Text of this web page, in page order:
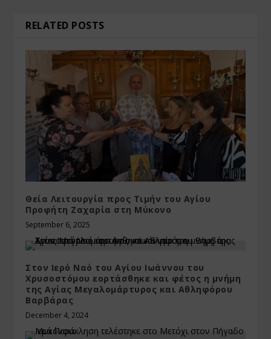
RELATED POSTS
Θεία Λειτουργία προς Τιμήν του Αγίου
Προφήτη Ζαχαρία στη Μύκονο
September 6, 2025
Στον Ιερό Ναό του Αγίου Ιωάννου του
Χρυσοστόμου εορτάσθηκε και φέτος η μνήμη
της Αγίας Μεγαλομάρτυρος και Αθληφόρου
Βαρβάρας
December 4, 2024